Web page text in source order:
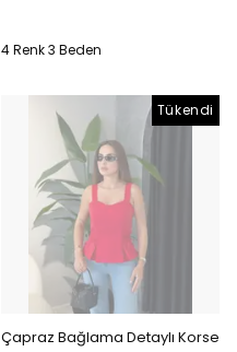
4 Renk 3 Beden
Tükendi
Çapraz Bağlama Detaylı Korse